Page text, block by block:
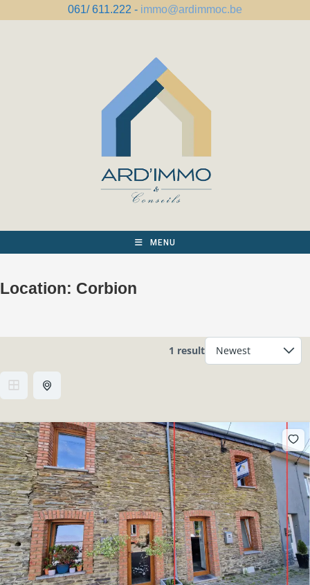
061/ 611.222 - immo@ardimmoc.be
MENU
Location: Corbion
1 result